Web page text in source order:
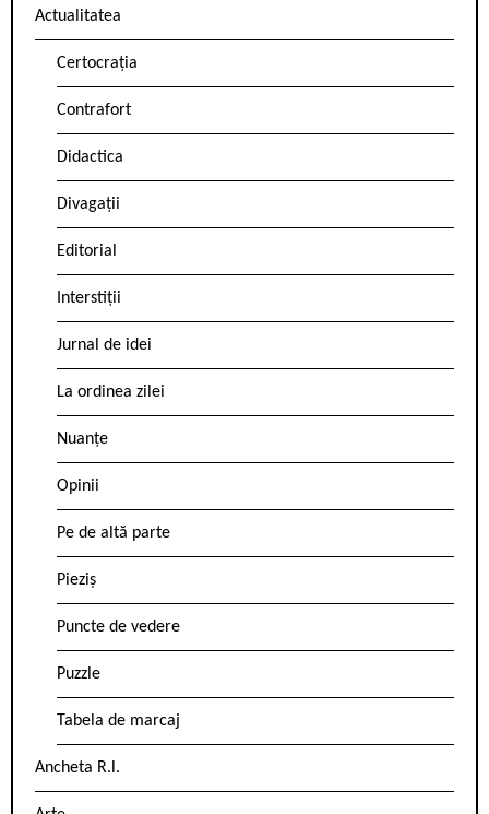
Actualitatea
Certocrația
Contrafort
Didactica
Divagații
Editorial
Interstiții
Jurnal de idei
La ordinea zilei
Nuanțe
Opinii
Pe de altă parte
Pieziș
Puncte de vedere
Puzzle
Tabela de marcaj
Ancheta R.l.